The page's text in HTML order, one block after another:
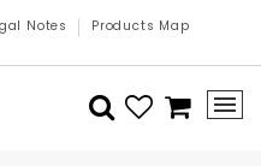
Notes Products Map